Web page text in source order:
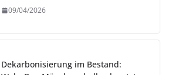
09/04/2026
Dekarbonisierung im Bestand: